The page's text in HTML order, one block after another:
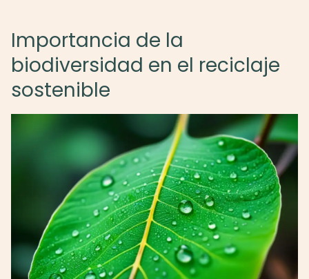
Importancia de la
biodiversidad en el reciclaje
sostenible